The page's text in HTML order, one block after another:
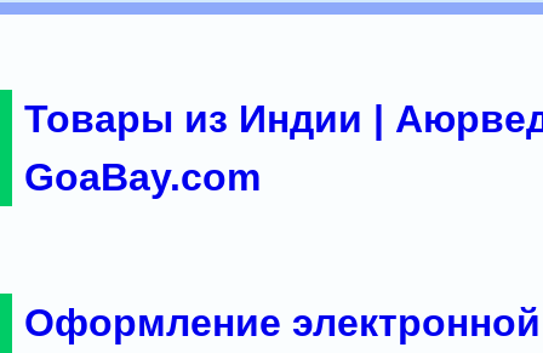
Товары из Индии |
GoaBay.com
Оформление электронной